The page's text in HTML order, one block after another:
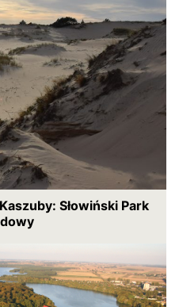
Słowiński Park